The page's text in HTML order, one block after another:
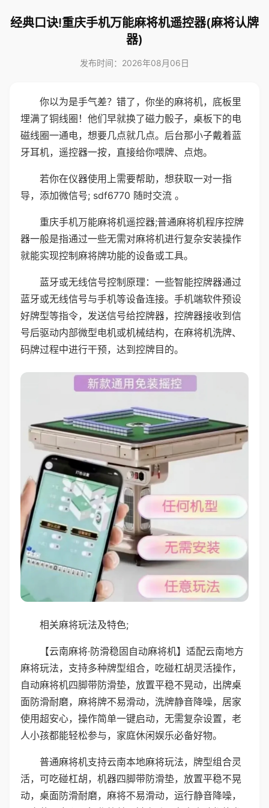
经典口诀!重庆手机万能麻将机遥控器(麻将认牌
器)
发布时间：2026年08月06日
你以为是手气差？错了，你坐的麻将机，底板里
埋满了铜线圈！他们早就换了磁力骰子，桌板下的电
磁线圈一通电，想要几点就几点。后台那小子戴着蓝
牙耳机，遥控器一按，直接给你喂牌、点炮。
若你在仪器使用上需要帮助，想获取一对一指
导，添加微信号; sdf6770 随时交流 。
重庆手机万能麻将机遥控器;普通麻将机程序控牌
器一般是指通过一些无需对麻将机进行复杂安装操作
就能实现控制麻将牌功能的设备或工具。
蓝牙或无线信号控制原理：一些智能控牌器通过
蓝牙或无线信号与手机等设备连接。手机端软件预设
好牌型等指令，发送信号给控牌器，控牌器接收到信
号后驱动内部微型电机或机械结构，在麻将机洗牌、
码牌过程中进行干预，达到控牌目的。
相关麻将玩法及特色;
【云南麻将·防滑稳固自动麻将机】适配云南地方
麻将玩法，支持多种牌型组合，吃碰杠胡灵活操作，
自动麻将机四脚带防滑垫，放置平稳不晃动，出牌桌
面防滑耐磨，麻将牌不易滑动，洗牌静音降噪，居家
使用超安心，操作简单一键启动，无需复杂设置，老
人小孩都能轻松参与，家庭休闲娱乐必备好物。
普通麻将机支持云南本地麻将玩法，牌型组合灵
活，可吃碰杠胡，机器四脚带防滑垫，放置平稳不晃
动，桌面防滑耐磨，麻将不易滑动，运行静音降噪，